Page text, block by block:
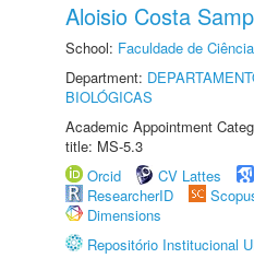
Aloisio Costa
School: Faculdade de
Department:
BIOLÓGICAS
Academic Appointment
title: MS-5.3
Orcid
CV Lattes
ResearcherID
Dimensions
Repositório Institucional